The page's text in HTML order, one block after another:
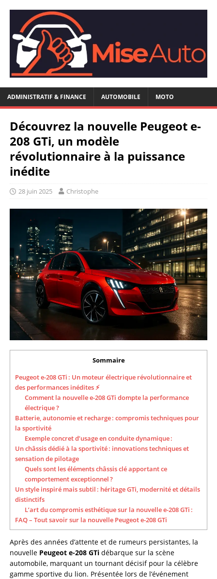
ADMINISTRATIF & FINANCE AUTOMOBILE MOTO
Découvrez la nouvelle Peugeot e-
208 GTi, un modèle
révolutionnaire à la puissance
inédite
28 juin 2025 Christophe
Sommaire
Peugeot e-208 GTi : Un moteur électrique révolutionnaire et
des performances inédites ⚡
Comment la nouvelle e-208 GTi dompte la performance
électrique ?
Batterie, autonomie et recharge : compromis techniques pour
la sportivité
Exemple concret d’usage en conduite dynamique :
Un châssis dédié à la sportivité : innovations techniques et
sensation de pilotage
Quels sont les éléments châssis clé apportant ce
comportement exceptionnel ?
Un style inspiré mais subtil : héritage GTi, modernité et détails
distinctifs
L’art du compromis esthétique sur la nouvelle e-208 GTi :
FAQ – Tout savoir sur la nouvelle Peugeot e-208 GTi
Après des années d’attente et de rumeurs persistantes, la
nouvelle Peugeot e-208 GTi débarque sur la scène
automobile, marquant un tournant décisif pour la célèbre
gamme sportive du lion. Présentée lors de l’événement